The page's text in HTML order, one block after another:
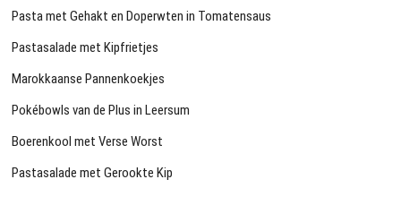
Pasta met Gehakt en Doperwten in Tomatensaus
Pastasalade met Kipfrietjes
Marokkaanse Pannenkoekjes
Pokébowls van de Plus in Leersum
Boerenkool met Verse Worst
Pastasalade met Gerookte Kip